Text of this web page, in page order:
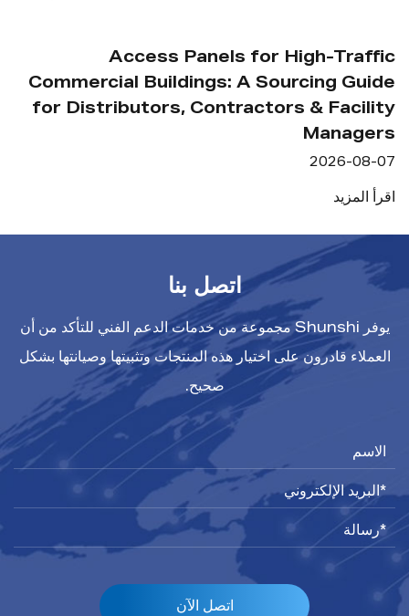
Access Panels
Commercial Buildings: A
for Distributors,
and Site
Maintenance?
2026-08-07
اتصل بنا
يوفر Shunshi مجموعة من خدمات الدعم الفني للتأكد من أن
العملاء قادرون على اختيار هذه المنتجات وتثبيتها وصيانتها بشكل
صحيح.
اتصل الآن